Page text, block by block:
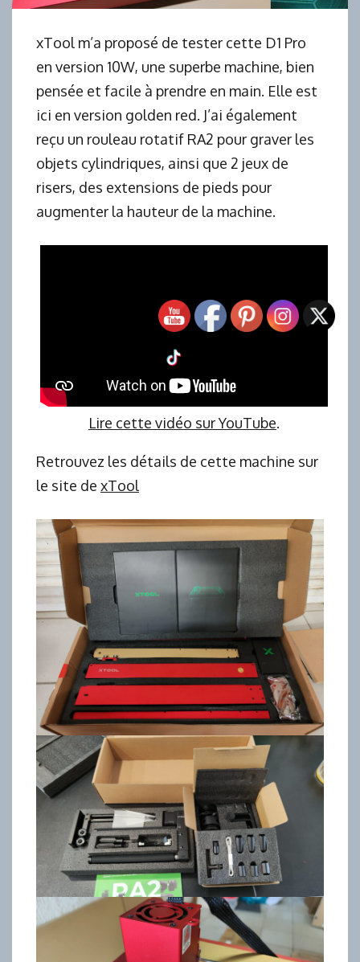
xTool m’a proposé de tester cette D1 Pro
en version 10W, une superbe machine, bien
pensée et facile à prendre en main. Elle est
ici en version golden red. J’ai également
reçu un rouleau rotatif RA2 pour graver les
objets cylindriques, ainsi que 2 jeux de
risers, des extensions de pieds pour
augmenter la hauteur de la machine.
Lire cette vidéo sur YouTube.
Retrouvez les détails de cette machine sur
le site de xTool